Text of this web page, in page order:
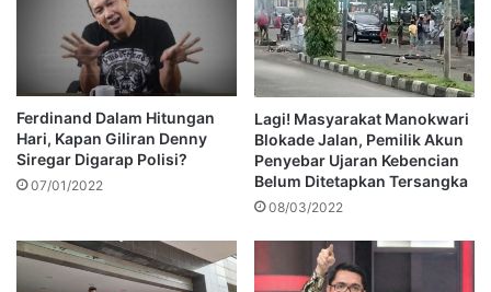
Ferdinand Dalam Hitungan
Hari, Kapan Giliran Denny
Siregar Digarap Polisi?
07/01/2022
Lagi! Masyarakat Manokwari
Blokade Jalan, Pemilik Akun
Penyebar Ujaran Kebencian
Belum Ditetapkan Tersangka
08/03/2022